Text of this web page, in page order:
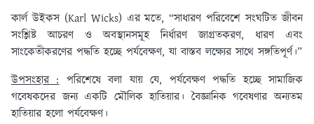
কার্ল উইকস (Karl Wicks) এর মতে, “সাধারণ পরিবেশে সংঘটিত জীবন
সংশ্লিষ্ট আচরণ ও অবস্থানসমূহ নির্ধারণ জাগ্রতকরণ, ধারণ এবং
সাংকেতীকরণের পদ্ধতি হচ্ছে পর্যবেক্ষণ, যা বাস্তব লক্ষ্যের সাথে সঙ্গতিপূর্ণ।”
উপসংহার :পরিশেষে বলা যায় যে, পর্যবেক্ষণ পদ্ধতি হচ্ছে সামাজিক
গবেষকদের জন্য একটি মৌলিক হাতিয়ার। বৈজ্ঞানিক গবেষণার অন্যতম
হাতিয়ার হলো পর্যবেক্ষণ।